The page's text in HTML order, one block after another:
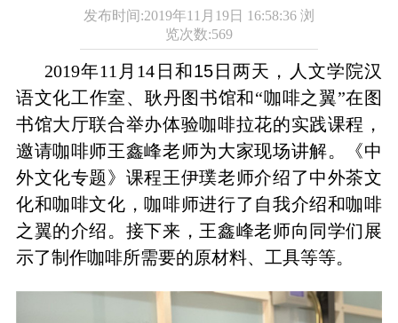
发布时间:2019年11月19日 16:58:36 浏
览次数:569
2019年11 月 14 日和15日两天，人文学院汉
语文化工作室、耿丹图书馆和“咖啡之翼”在图
书馆大厅联合举办体验咖啡拉花的实践课程，
邀请咖啡师王鑫峰老师为大家现场讲解。
《中
外文化专题》课程王伊璞老师介绍了中外茶文
化和咖啡文化，咖啡师进行了自我介绍和咖啡
之翼的介绍。接下来， 王鑫峰老师向同学们展
示了制作咖啡所需要的原材料、工具等等。